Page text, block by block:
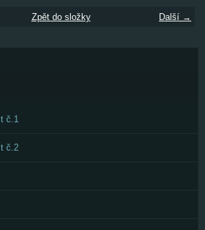
Další →
Zpět do složky
č.1
č.2